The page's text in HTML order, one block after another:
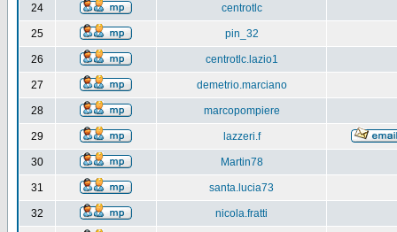
24 centrotlc
25 pin_32
26 centrotlc.lazio1
27 demetrio.marciano
28 marcopompiere
29 lazzeri.f
30 Martin78
31 santa.lucia73
32 nicola.fratti